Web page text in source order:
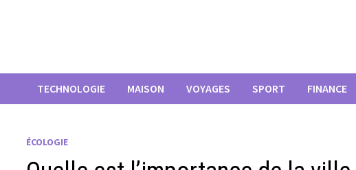
TECHNOLOGIE MAISON VOYAGES SPORT FINANCE
ÉCOLOGIE